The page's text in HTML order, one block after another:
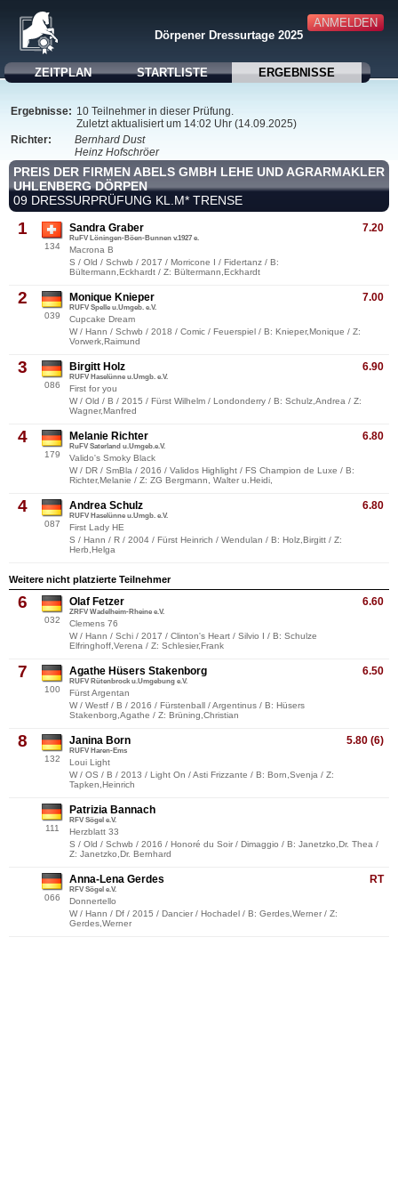
ANMELDEN
Dörpener Dressurtage 2025
ZEITPLAN STARTLISTE ERGEBNISSE
Ergebnisse: 10 Teilnehmer in dieser Prüfung.
Zuletzt aktualisiert um 14:02 Uhr (14.09.2025)
Richter:
Bernhard Dust
Heinz Hofschröer
PREIS DER FIRMEN ABELS GMBH LEHE UND AGRARMAKLER
UHLENBERG DÖRPEN
09 DRESSURPRÜFUNG KL.M* TRENSE
1
134
7.20
Sandra Graber
RuFV Löningen-Böen-Bunnen v.1927 e.
Macrona B
S / Old / Schwb / 2017 / Morricone I / Fidertanz / B:
Bültermann,Eckhardt / Z: Bültermann,Eckhardt
2
039
7.00
Monique Knieper
RUFV Spelle u.Umgeb. e.V.
Cupcake Dream
W / Hann / Schwb / 2018 / Comic / Feuerspiel / B: Knieper,Monique / Z:
Vorwerk,Raimund
3
086
6.90
Birgitt Holz
RUFV Haselünne u.Umgb. e.V.
First for you
W / Old / B / 2015 / Fürst Wilhelm / Londonderry / B: Schulz,Andrea / Z:
Wagner,Manfred
4
179
6.80
Melanie Richter
RuFV Saterland u.Umgeb.e.V.
Valido's Smoky Black
W / DR / SmBla / 2016 / Validos Highlight / FS Champion de Luxe / B:
Richter,Melanie / Z: ZG Bergmann, Walter u.Heidi,
4
087
6.80
Andrea Schulz
RUFV Haselünne u.Umgb. e.V.
First Lady HE
S / Hann / R / 2004 / Fürst Heinrich / Wendulan / B: Holz,Birgitt / Z:
Herb,Helga
Weitere nicht platzierte Teilnehmer
6
032
6.60
Olaf Fetzer
ZRFV Wadelheim-Rheine e.V.
Clemens 76
W / Hann / Schi / 2017 / Clinton's Heart / Silvio I / B: Schulze
Elfringhoff,Verena / Z: Schlesier,Frank
7
100
6.50
Agathe Hüsers Stakenborg
RUFV Rütenbrock u.Umgebung e.V.
Fürst Argentan
W / Westf / B / 2016 / Fürstenball / Argentinus / B: Hüsers
Stakenborg,Agathe / Z: Brüning,Christian
8
132
5.80 (6)
Janina Born
RUFV Haren-Ems
Loui Light
W / OS / B / 2013 / Light On / Asti Frizzante / B: Born,Svenja / Z:
Tapken,Heinrich
111
Patrizia Bannach
RFV Sögel e.V.
Herzblatt 33
S / Old / Schwb / 2016 / Honoré du Soir / Dimaggio / B: Janetzko,Dr. Thea /
Z: Janetzko,Dr. Bernhard
066
RT
Anna-Lena Gerdes
RFV Sögel e.V.
Donnertello
W / Hann / Df / 2015 / Dancier / Hochadel / B: Gerdes,Werner / Z:
Gerdes,Werner